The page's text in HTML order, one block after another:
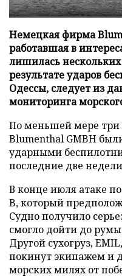
Немецкая фирма
работавшая в
лишилась
результате ударов
Одессы, следует из
мониторинга
По меньшей мере
Blumenthal GMBH
ударными
последние две
В конце июля атаке
B, который
Судно получило
смогло дойти до
Другой сухогруз,
покинут экипажем и
морских милях от